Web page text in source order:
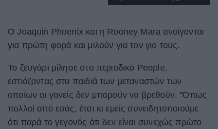
Cooking
Green
Αφιερώματα
ΒΟΞ
Ο Joaquin Phoenix και η Rooney Mara ανοίγονται
για πρώτη φορά και μιλούν για τον γιο τους.
Το ζευγάρι μίλησε στο περιοδικό People,
εστιάζοντας στα παιδιά των μεταναστών των
οποίων οι γονείς δεν μπορούν να βρεθούν. "Όπως
πολλοί από εσάς, έτσι κι εμείς συνειδητοποιούμε
ότι παρά το γεγονός ότι δεν είναι συνεχώς πρώτο